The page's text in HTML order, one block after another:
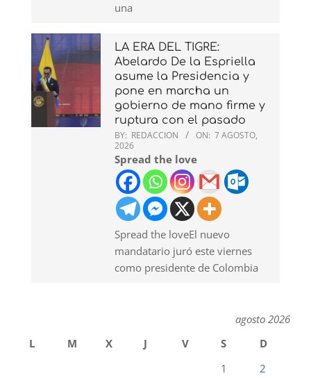
una
LA ERA DEL TIGRE:
Abelardo De la Espriella
asume la Presidencia y
pone en marcha un
gobierno de mano firme y
ruptura con el pasado
BY: REDACCION ON: 7 AGOSTO,
2026
Spread the love
Spread the loveEl nuevo
mandatario juró este viernes
como presidente de Colombia
agosto 2026
L
M X J V S
D
1
2